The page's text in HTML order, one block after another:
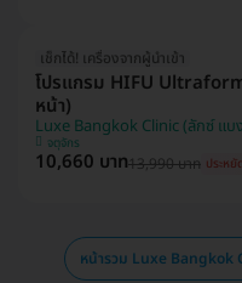
เช็กได้! เครื่องจากผู้นำเข้า
โปรแกรม HIFU
หน้า)
Luxe Bangkok Clinic (ลักซ์ แบ
จตุจักร
10,660 บาท13,990 บาท ประห
หน้ารวม Luxe Bangkok